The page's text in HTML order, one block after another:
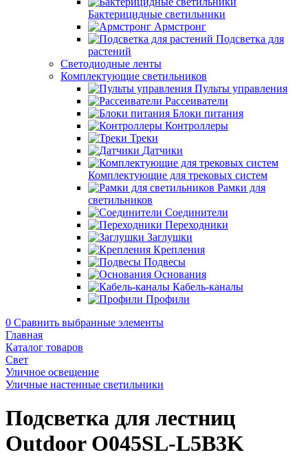
Бактерицидные светильники
Армстронг
Подсветка для
растений
Светодиодные ленты
Комплектующие светильников
Пульты управления
Рассеиватели
Блоки питания
Контроллеры
Треки
Датчики
Комплектующие для трековых систем
Рамки для
светильников
Соединители
Переходники
Заглушки
Крепления
Подвесы
Основания
Кабель-каналы
Профили
0 Сравнить выбранные элементы
Главная
Каталог товаров
Свет
Уличное освещение
Уличные настенные светильники
Подсветка для лестниц
Outdoor O045SL-L5B3K